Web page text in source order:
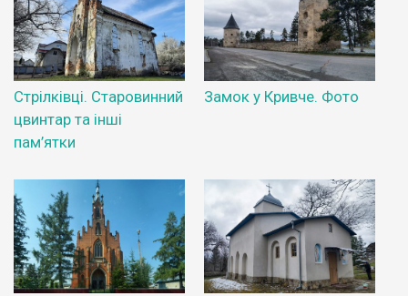
Стрілківці. Старовинний
цвинтар та інші
пам’ятки
Замок у Кривче. Фото